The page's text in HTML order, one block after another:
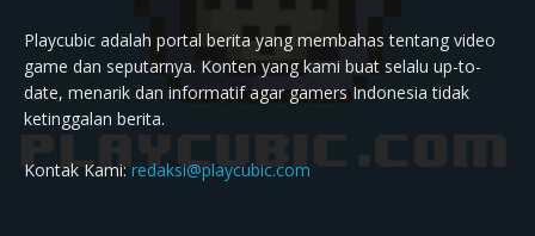
Playcubic adalah portal berita yang membahas tentang video
game dan seputarnya. Konten yang kami buat selalu up-to-
date, menarik dan informatif agar gamers Indonesia tidak
ketinggalan berita.
Kontak Kami:redaksi@playcubic.com